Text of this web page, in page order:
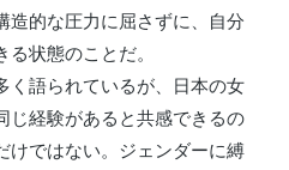
造的な圧力に屈さずに、自分
状態のことだ。
く語られているが、日本の女
じ経験があると共感できるの
けではない。ジェンダーに縛